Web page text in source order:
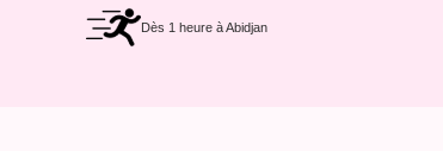
Dès 1 heure à Abidjan